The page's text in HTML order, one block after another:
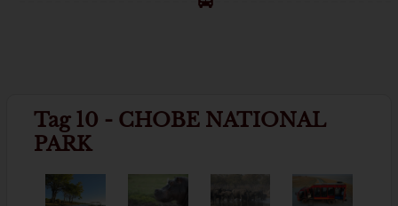
Tag 10 - CHOBE NATIONAL
PARK